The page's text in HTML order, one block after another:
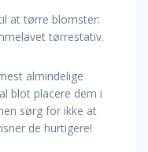
at tørre blomster:
tørrestativ.
almindelige
blot placere dem i
sørg for ikke at
de hurtigere!